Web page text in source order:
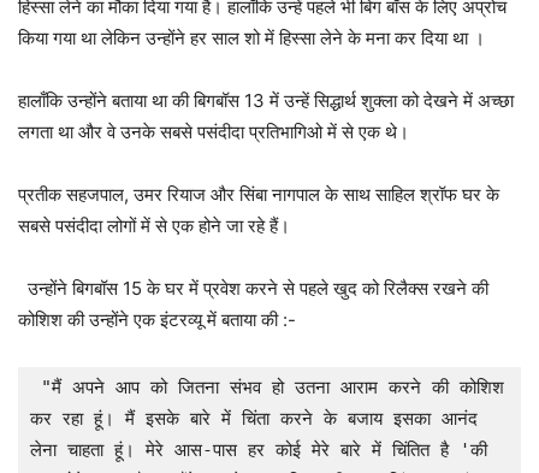
हिस्सा लेने का मौका दिया गया है। हालाँकि उन्हें पहले भी बिग बॉस के लिए अप्रोच
किया गया था लेकिन उन्होंने हर साल शो में हिस्सा लेने के मना कर दिया था ।
हालाँकि उन्होंने बताया था की बिगबॉस 13 में उन्हें सिद्धार्थ शुक्ला को देखने में अच्छा
लगता था और वे उनके सबसे पसंदीदा प्रतिभागिओ में से एक थे।
प्रतीक सहजपाल, उमर रियाज और सिंबा नागपाल के साथ साहिल श्रॉफ घर के
सबसे पसंदीदा लोगों में से एक होने जा रहे हैं।
उन्होंने बिगबॉस 15 के घर में प्रवेश करने से पहले खुद को रिलैक्स रखने की
कोशिश की उन्होंने एक इंटरव्यू में बताया की :-
"मैं अपने आप को जितना संभव हो उतना आराम करने की कोशिश
कर रहा हूं। मैं इसके बारे में चिंता करने के बजाय इसका आनंद
लेना चाहता हूं। मेरे आस-पास हर कोई मेरे बारे में चिंतित है 'की